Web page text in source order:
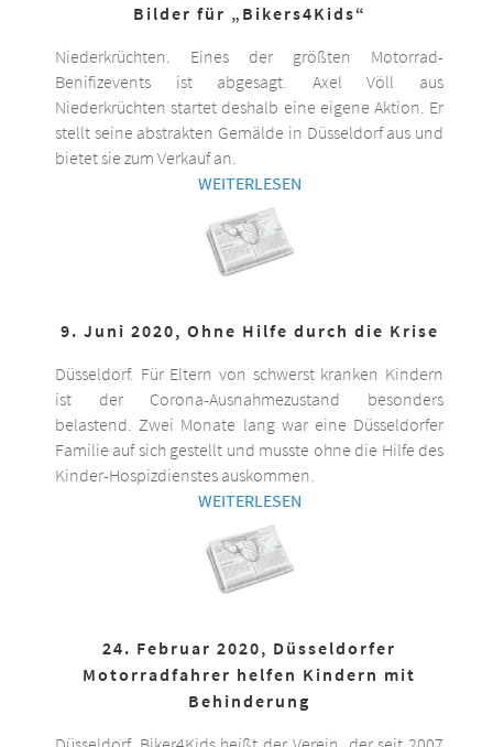
Bilder für „Bikers4Kids“
Niederkrüchten. Eines der größten Motorrad-
Benifizevents ist abgesagt. Axel Völl aus
Niederkrüchten startet deshalb eine eigene Aktion. Er
stellt seine abstrakten Gemälde in Düsseldorf aus und
bietet sie zum Verkauf an.
WEITERLESEN
9. Juni 2020, Ohne Hilfe durch die Krise
Düsseldorf. Für Eltern von schwerst kranken Kindern
ist der Corona-Ausnahmezustand besonders
belastend. Zwei Monate lang war eine Düsseldorfer
Familie auf sich gestellt und musste ohne die Hilfe des
Kinder-Hospizdienstes auskommen.
WEITERLESEN
24. Februar 2020, Düsseldorfer
Motorradfahrer helfen Kindern mit
Behinderung